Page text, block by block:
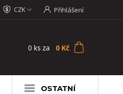
CZK Přihlášení
0 ks za 0 Kč
OSTATNÍ